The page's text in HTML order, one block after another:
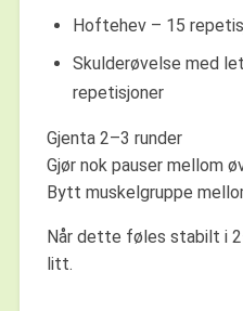
Hoftehev – 15
Skulderøvelse med
repetisjoner
Gjenta 2–3 runder
Gjør nok pauser mellom
Bytt muskelgruppe
Når dette føles stabilt i
litt.